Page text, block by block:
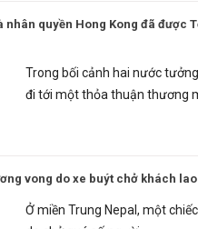
nhân quyền Hong Kong đã được
Trong bối cảnh hai nước
đi tới một thỏa thuận thương
vong do xe buýt chở khách
Ở miền Trung Nepal, một